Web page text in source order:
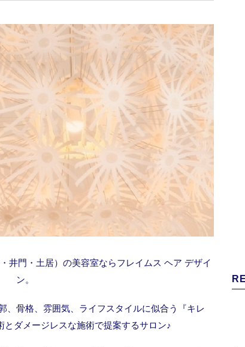
井門・土居）の美容室ならフレイムス ヘア デザイ
ン。
、骨格、雰囲気、ライフスタイルに似合う『キレ
ダメージレスな施術で提案するサロン♪